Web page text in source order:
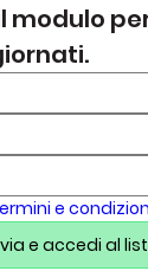
modulo
e
e accedi al